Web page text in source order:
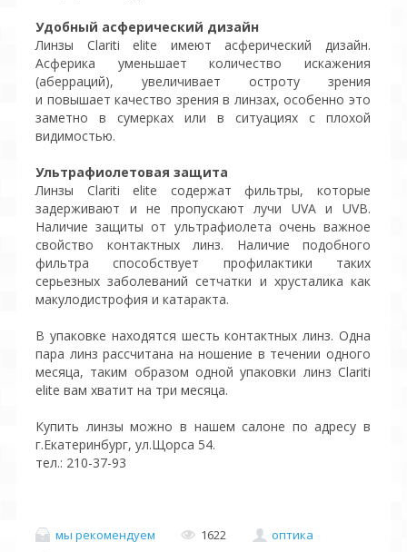
Удобный асферический дизайн
Линзы Clariti elite имеют асферический дизайн.
Асферика уменьшает количество искажения
(аберраций), увеличивает остроту зрения
и повышает качество зрения в линзах, особенно это
заметно в сумерках или в ситуациях с плохой
видимостью.
Ультрафиолетовая защита
Линзы Clariti elite содержат фильтры, которые
задерживают и не пропускают лучи UVA и UVB.
Наличие защиты от ультрафиолета очень важное
свойство контактных линз. Наличие подобного
фильтра способствует профилактики таких
серьезных заболеваний сетчатки и хрусталика как
макулодистрофия и катаракта.
В упаковке находятся шесть контактных линз. Одна
пара линз рассчитана на ношение в течении одного
месяца, таким образом одной упаковки линз Clariti
elite вам хватит на три месяца.
Купить линзы можно в нашем салоне по адресу в
г.Екатеринбург, ул.Щорса 54.
тел.: 210-37-93
мы рекомендуем 1622
оптика